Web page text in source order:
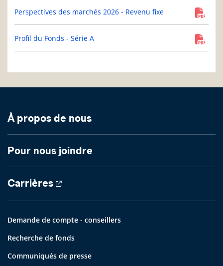
Perspectives des marchés 2026 - Revenu fixe
Profil du Fonds - Série A
À propos de nous
Pour nous joindre
Carrières
Demande de compte - conseillers
Recherche de fonds
Communiqués de presse